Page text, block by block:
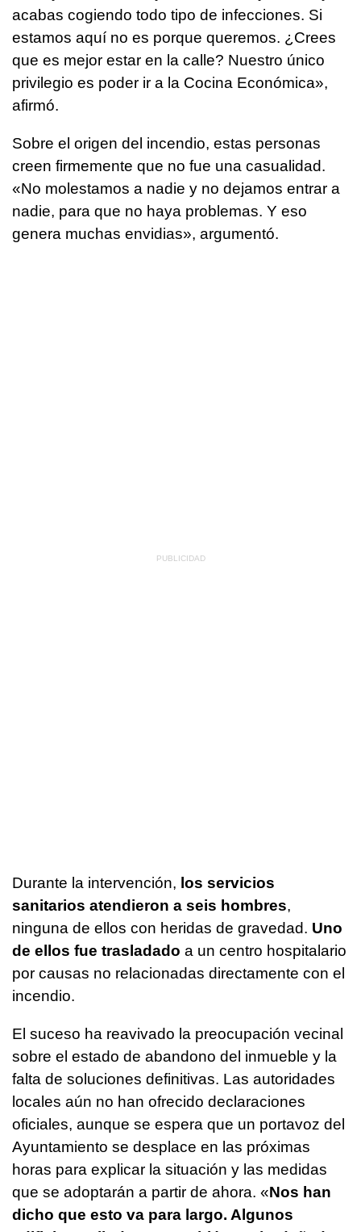
acabas cogiendo todo tipo de infecciones. Si
estamos aquí no es porque queremos. ¿Crees
que es mejor estar en la calle? Nuestro único
privilegio es poder ir a la Cocina Económica»,
afirmó.
Sobre el origen del incendio, estas personas
creen firmemente que no fue una casualidad.
«No molestamos a nadie y no dejamos entrar a
nadie, para que no haya problemas. Y eso
genera muchas envidias», argumentó.
Durante la intervención, los servicios
sanitarios atendieron a seis hombres,
ninguna de ellos con heridas de gravedad. Uno
de ellos fue trasladado a un centro hospitalario
por causas no relacionadas directamente con el
incendio.
El suceso ha reavivado la preocupación vecinal
sobre el estado de abandono del inmueble y la
falta de soluciones definitivas. Las autoridades
locales aún no han ofrecido declaraciones
oficiales, aunque se espera que un portavoz del
Ayuntamiento se desplace en las próximas
horas para explicar la situación y las medidas
que se adoptarán a partir de ahora. «Nos han
dicho que esto va para largo. Algunos